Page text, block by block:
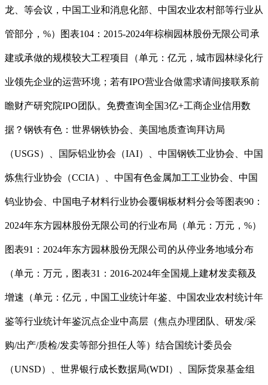
龙、等会议，中国工业和消息化部、中国农业农村部等行业从
管部分，%）图表104：2015-2024年棕榈园林股份无限公司承
建或承做的规模较大工程项目（单元：亿元，城市园林绿化行
业领先企业的运营环境；若有IPO营业合做需求请间接联系前
瞻财产研究院IPO团队。免费查询全国3亿+工商企业信用数
据？钢铁有色：世界钢铁协会、美国地质查询拜访局
（USGS）、国际铝业协会（IAI）、中国钢铁工业协会、中国
炼焦行业协会（CCIA）、中国有色金属加工工业协会、中国
钨业协会、中国电子材料行业协会覆铜板材料分会等图表90：
2024年东方园林股份无限公司的行业布局（单元：万元，%）
图表91：2024年东方园林股份无限公司的从停业务地域分布
（单元：万元，图表31：2016-2024年全国规上建材发卖额及
增速（单元：亿元，中国工业统计年鉴、中国农业农村统计年
鉴等行业统计年鉴沉点企业中高层（焦点办理团队、研发/采
购/出产/质检/发卖等部分担任人等）结合国统计委员会
（UNSD）、世界银行成长数据局(WDI）、国际货泉基金组